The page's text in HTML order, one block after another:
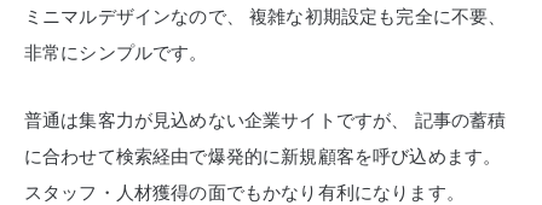
ミニマルデザインなので、
複雑な初期設定も完全に不要、
非常にシンプルです。
普通は集客力が見込めない企業サイトですが、
記事の蓄積
に合わせて検索経由で爆発的に新規顧客を呼び込めます。
スタッフ・人材獲得の面でもかなり有利になります。